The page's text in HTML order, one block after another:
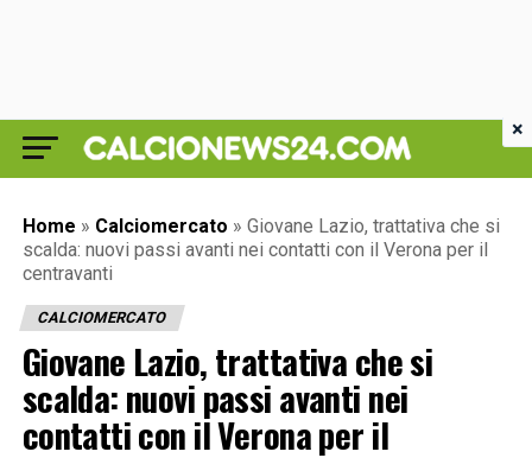
Home » Calciomercato » Giovane Lazio, trattativa che si
scalda: nuovi passi avanti nei contatti con il Verona per il
centravanti
CALCIOMERCATO
Giovane Lazio, trattativa che si
scalda: nuovi passi avanti nei
contatti con il Verona per il
×